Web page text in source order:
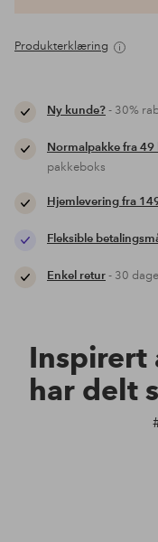
Produkterklæring
Ny kunde?- 30%
Normalpakke fra 49
pakkeboks
Hjemlevering fra
Fleksible
Enkel retur- 30
Inspirert
har delt